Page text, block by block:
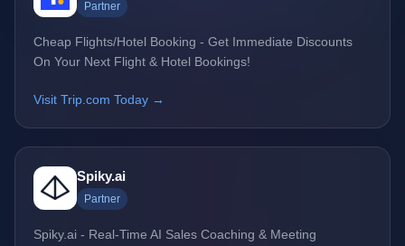
Partner
Cheap Flights/Hotel Booking - Get Immediate Discounts
On Your Next Flight & Hotel Bookings!
Visit Trip.com Today →
Spiky.ai
Partner
Spiky.ai - Real-Time AI Sales Coaching & Meeting